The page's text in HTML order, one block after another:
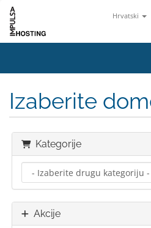
Hrvatski
Izaberite
Kategorije
Akcije